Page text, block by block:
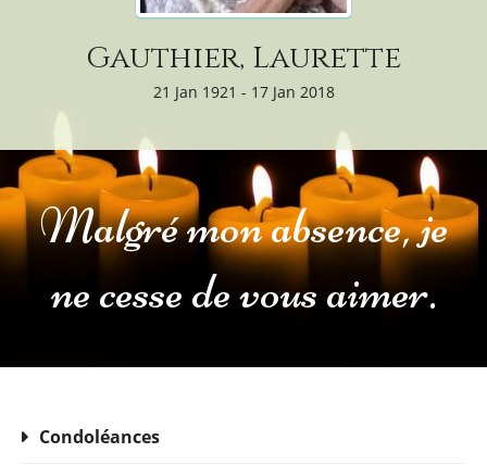
Gauthier, Laurette
21 Jan 1921 - 17 Jan 2018
Malgré mon absence, je
ne cesse de vous aimer.
Condoléances